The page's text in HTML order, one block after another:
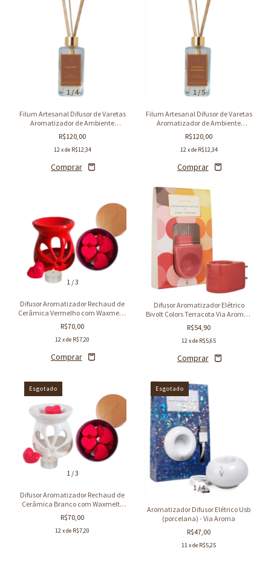
1/4
Filum Artesanal Difusor de Varetas
Aromatizador de Ambiente
Alecrim 250ml
R$120,00
12x de R$12,34
1/ 5
Filum Artesanal Difusor de Varetas
Aromatizador de Ambiente
Lavanda Francesa 250ml
R$120,00
12x de R$12,34
1/3
Difusor Aromatizador Rechaud de
Cerâmica Vermelho com Waxmelts
de Coração Presente Criativo
R$70,00
12x de R$7,20
Difusor Aromatizador Elétrico
Bivolt Colors Terracota Via Aroma -
Vermelho
R$54,90
12x de R$5,65
1 /3
Esgotado
Difusor Aromatizador Rechaud de
Cerâmica Branco com Waxmelts
de Coração Presente Criativo
R$70,00
12x de R$7,20
1 /4
Esgotado
Aromatizador Difusor Elétrico Usb
(porcelana) - Via Aroma
R$47,00
11x de R$5,25